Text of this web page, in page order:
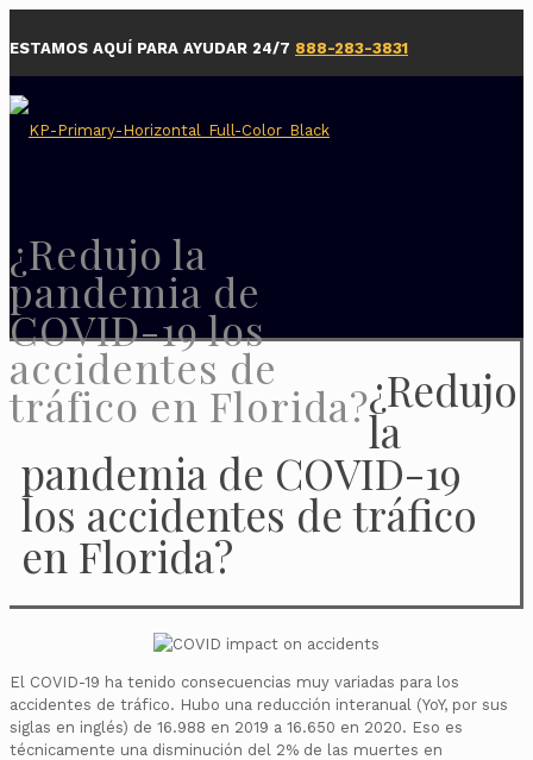
ESTAMOS AQUÍ PARA AYUDAR 24/7 888-283-3831
¿Redujo la
pandemia de
COVID-19 los
accidentes de
tráfico en Florida?¿Redujo
la
pandemia de COVID-19
los accidentes de tráfico
en Florida?
El COVID-19 ha tenido consecuencias muy variadas para los
accidentes de tráfico. Hubo una reducción interanual (YoY, por sus
siglas en inglés) de 16.988 en 2019 a 16.650 en 2020. Eso es
técnicamente una disminución del 2% de las muertes en